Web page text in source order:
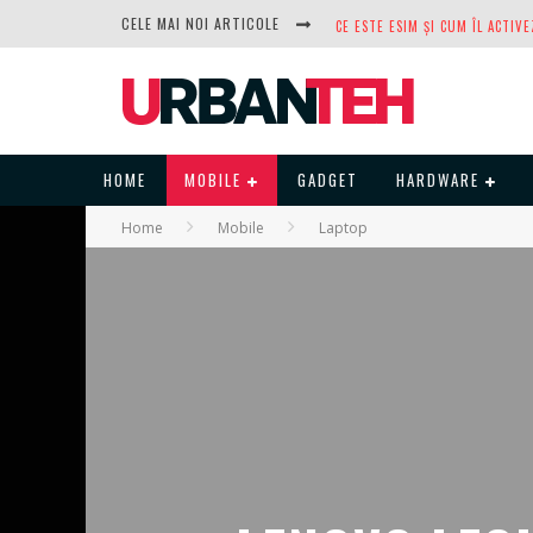
CELE MAI NOI ARTICOLE
DUPĂ ANI DE REFUZURI,
HOME MOBILE GADGET HARDWARE
Home Mobile Laptop